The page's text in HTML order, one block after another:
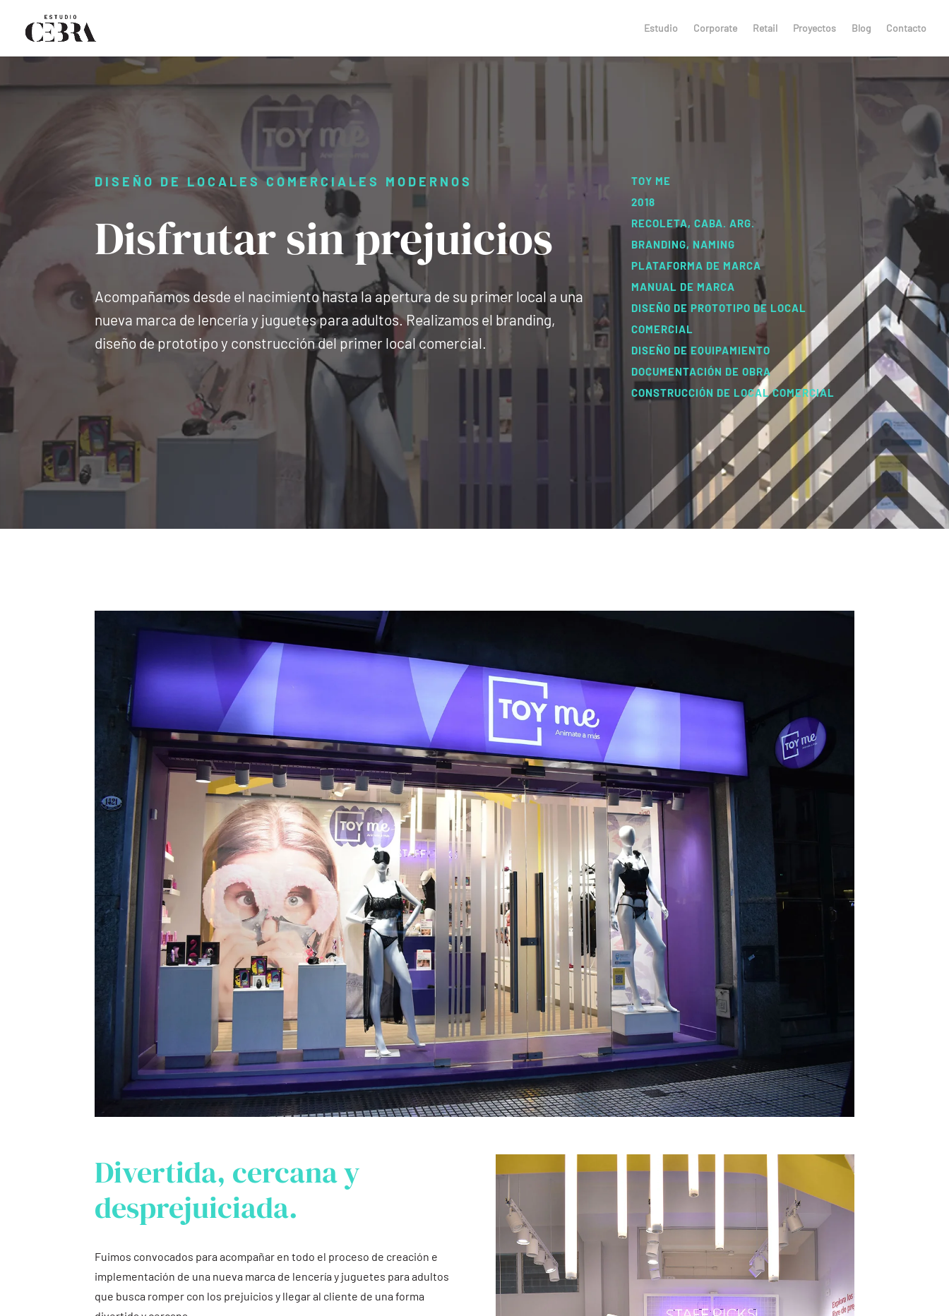
Estudio Corporate Retail Proyectos Blog Contacto
DISEÑO DE LOCALES COMERCIALES MODERNOS
Disfrutar sin prejuicios
Acompañamos desde el nacimiento hasta la apertura de su primer local a una
nueva marca de lencería y juguetes para adultos. Realizamos el branding,
diseño de prototipo y construcción del primer local comercial.
TOY ME
2018
RECOLETA, CABA. ARG.
BRANDING, NAMING
PLATAFORMA DE MARCA
MANUAL DE MARCA
DISEÑO DE PROTOTIPO DE LOCAL
COMERCIAL
DISEÑO DE EQUIPAMIENTO
DOCUMENTACIÓN DE OBRA
CONSTRUCCIÓN DE LOCAL COMERCIAL
Divertida, cercana y
desprejuiciada.
Fuimos convocados para acompañar en todo el proceso de creación e
implementación de una nueva marca de lencería y juguetes para adultos
que busca romper con los prejuicios y llegar al cliente de una forma